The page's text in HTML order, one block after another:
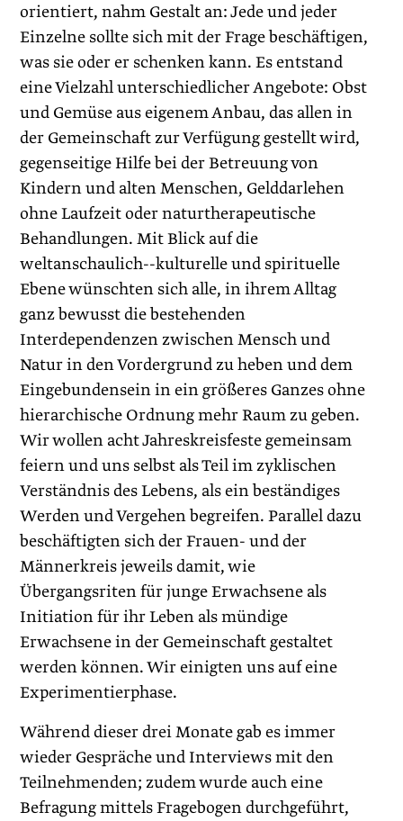
orientiert, nahm Gestalt an: Jede und jeder
Einzelne sollte sich mit der Frage beschäftigen,
was sie oder er schenken kann. Es entstand
eine Vielzahl unterschiedlicher Angebote: Obst
und Gemüse aus eigenem Anbau, das allen in
der Gemeinschaft zur Verfügung gestellt wird,
gegenseitige Hilfe bei der Betreuung von
Kindern und alten Menschen, Gelddarlehen
ohne Laufzeit oder naturtherapeutische
Behandlungen. Mit Blick auf die
weltanschaulich--kulturelle und spirituelle
Ebene wünschten sich alle, in ihrem Alltag
ganz bewusst die bestehenden
Interdependenzen zwischen Mensch und
Natur in den Vordergrund zu heben und dem
Eingebundensein in ein größeres Ganzes ohne
hierarchische Ordnung mehr Raum zu geben.
Wir wollen acht Jahreskreisfeste gemeinsam
feiern und uns selbst als Teil im zyklischen
Verständnis des Lebens, als ein beständiges
Werden und Vergehen begreifen. Parallel dazu
beschäftigten sich der Frauen- und der
Männerkreis jeweils damit, wie
Übergangsriten für junge Erwachsene als
Initiation für ihr Leben als mündige
Erwachsene in der Gemeinschaft gestaltet
werden können. Wir einigten uns auf eine
Experimentierphase.
Während dieser drei Monate gab es immer
wieder Gespräche und Interviews mit den
Teilnehmenden; zudem wurde auch eine
Befragung mittels Fragebogen durchgeführt,